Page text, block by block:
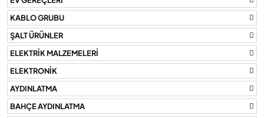
Ürün açıklamasında eksik bilgiler bulunuyor.
Ürün bilgilerinde hatalar bulunuyor.
Ürün fiyatı diğer sitelerden daha pahalı.
Bu ürüne benzer farklı alternatifler olmalı.
KABLO GRUBU
ŞALT ÜRÜNLER
ELEKTRİK MALZEMELERİ
ELEKTRONİK
AYDINLATMA
BAHÇE AYDINLATMA